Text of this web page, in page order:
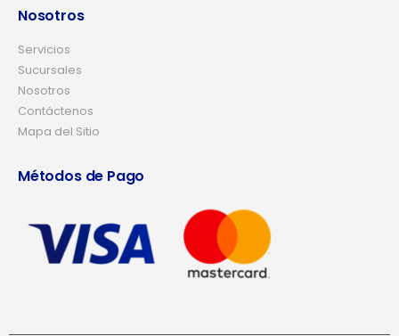
Nosotros
Servicios
Sucursales
Nosotros
Contáctenos
Mapa del Sitio
Métodos de Pago